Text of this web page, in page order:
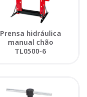
Prensa hidráulica
manual chão
TL0500-6